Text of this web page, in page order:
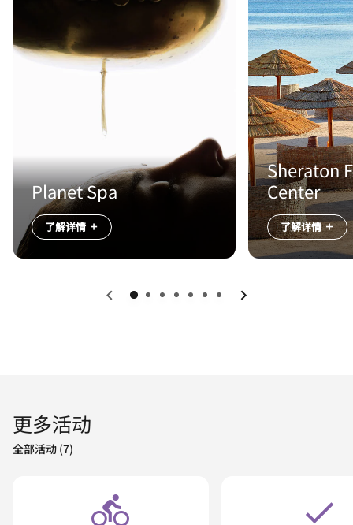
Planet Spa
了解详情
Sheraton
Center
了解详情
上一页 下一页
更多活动
全部活动 (7)